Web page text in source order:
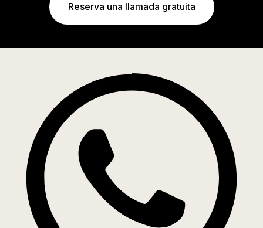
Reserva una llamada gratuita